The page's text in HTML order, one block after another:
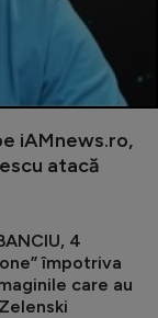
iAMnews.ro,
atacă
4
împotriva
care au